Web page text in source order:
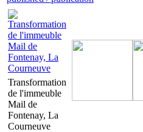
Transformation
de l'immeuble
Mail de
Fontenay, La
Courneuve